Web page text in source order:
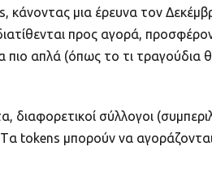
μια έρευνα τον
προς αγορά,
απλά (όπως το τι τραγούδια
σύλλογοι
tokens μπορούν να